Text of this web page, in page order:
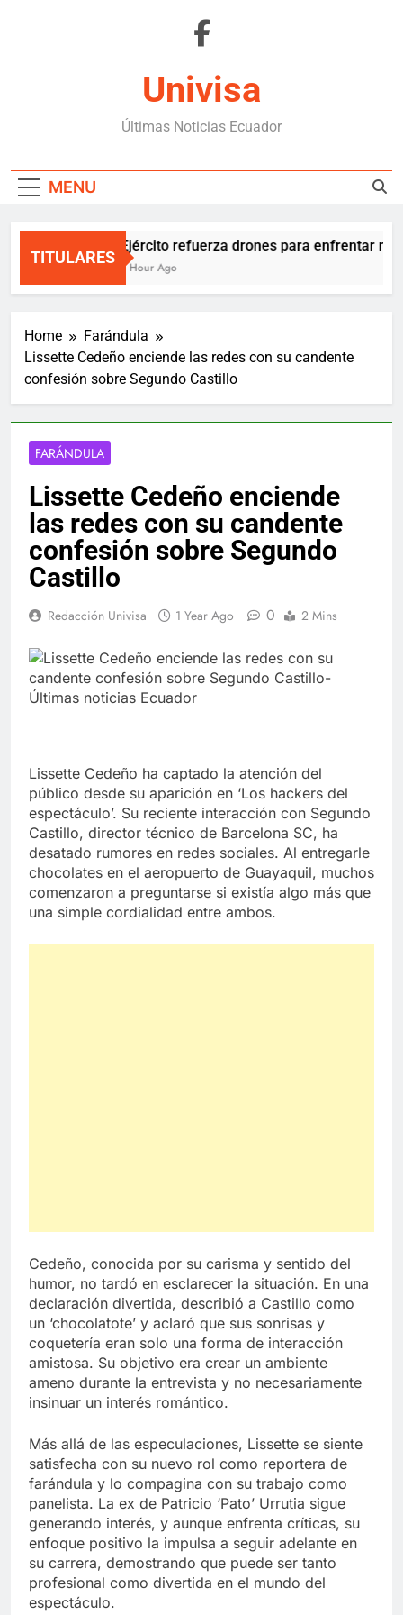
Univisa
Últimas Noticias Ecuador
MENU
TITULARES
Ejército refuerza drones para enfrentar
1 Hour Ago
Home
Farándula
Lissette Cedeño enciende las redes con su candente
confesión sobre Segundo Castillo
FARÁNDULA
Lissette Cedeño enciende
las redes con su candente
confesión sobre Segundo
Castillo
Redacción Univisa 1 Year Ago 0 2 Mins
Lissette Cedeño ha captado la atención del
público desde su aparición en ‘Los hackers del
espectáculo’. Su reciente interacción con Segundo
Castillo, director técnico de Barcelona SC, ha
desatado rumores en redes sociales. Al entregarle
chocolates en el aeropuerto de Guayaquil, muchos
comenzaron a preguntarse si existía algo más que
una simple cordialidad entre ambos.
Cedeño, conocida por su carisma y sentido del
humor, no tardó en esclarecer la situación. En una
declaración divertida, describió a Castillo como
un ‘chocolatote’ y aclaró que sus sonrisas y
coquetería eran solo una forma de interacción
amistosa. Su objetivo era crear un ambiente
ameno durante la entrevista y no necesariamente
insinuar un interés romántico.
Más allá de las especulaciones, Lissette se siente
satisfecha con su nuevo rol como reportera de
farándula y lo compagina con su trabajo como
panelista. La ex de Patricio ‘Pato’ Urrutia sigue
generando interés, y aunque enfrenta críticas, su
enfoque positivo la impulsa a seguir adelante en
su carrera, demostrando que puede ser tanto
profesional como divertida en el mundo del
espectáculo.